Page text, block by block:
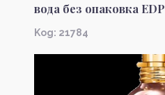
вода без опаковка EDP
Kод: 21784